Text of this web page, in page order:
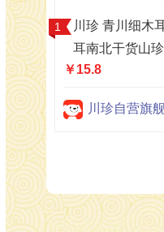
川珍 青川细木
耳南北干货山
￥15.8
川珍自营旗